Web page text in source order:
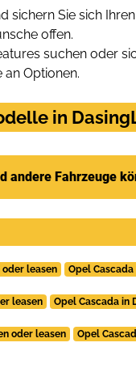
sichern Sie sich
offen.
suchen oder
Optionen.
in
andere Fahrzeuge
oder leasen Opel
leasen Opel Cascada in
oder leasen Opel